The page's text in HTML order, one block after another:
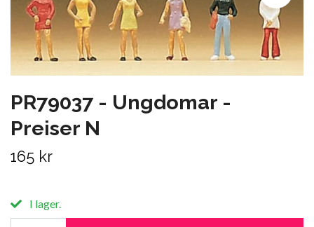
PR79037 - Ungdomar -
Preiser N
165 kr
I lager.